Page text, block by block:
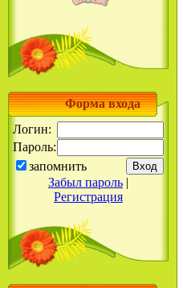
Форма входа
Логин:
Пароль:
запомнить
Забыл пароль |
Регистрация